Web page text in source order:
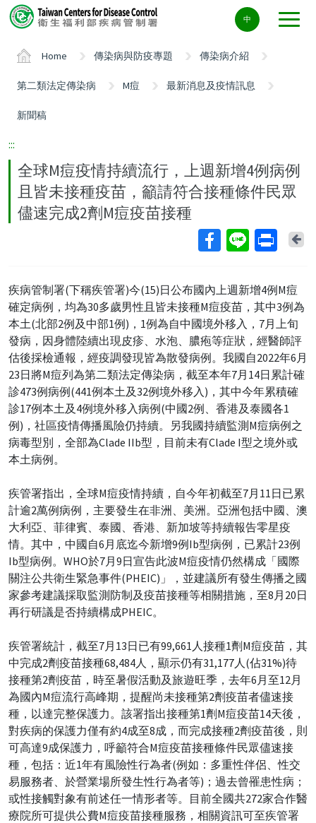
Center
block
中
Home 傳染病與防疫專題 傳染病介紹
第二類法定傳染病 M痘 最新消息及疫情訊息
新聞稿
:::
全球M痘疫情持續流行，上週新增4例病例
且皆未接種疫苗，籲請符合接種條件民眾
儘速完成2劑M痘疫苗接種
疾病管制署(下稱疾管署)今(15)日公布國內上週新增4例M痘
確定病例，均為30多歲男性且皆未接種M痘疫苗，其中3例為
本土(北部2例及中部1例)，1例為自中國境外移入，7月上旬
發病，因身體陸續出現皮疹、水泡、膿疱等症狀，經醫師評
估後採檢通報，經疫調發現皆為散發病例。我國自2022年6月
23日將M痘列為第二類法定傳染病，截至本年7月14日累計確
診473例病例(441例本土及32例境外移入)，其中今年累積確
診17例本土及4例境外移入病例(中國2例、香港及泰國各1
例)，社區疫情傳播風險仍持續。另我國持續監測M痘病例之
病毒型別，全部為Clade IIb型，目前未有Clade I型之境外或
本土病例。
疾管署指出，全球M痘疫情持續，自今年初截至7月11日已累
計逾2萬例病例，主要發生在非洲、美洲。亞洲包括中國、澳
大利亞、菲律賓、泰國、香港、新加坡等持續報告零星疫
情。其中，中國自6月底迄今新增9例Ib型病例，已累計23例
Ib型病例。WHO於7月9日宣告此波M痘疫情仍然構成「國際
關注公共衛生緊急事件(PHEIC)」，並建議所有發生傳播之國
家參考建議採取監測防制及疫苗接種等相關措施，至8月20日
再行研議是否持續構成PHEIC。
疾管署統計，截至7月13日已有99,661人接種1劑M痘疫苗，其
中完成2劑疫苗接種68,484人，顯示仍有31,177人(佔31%)待
接種第2劑疫苗，時至暑假活動及旅遊旺季，去年6月至12月
為國內M痘流行高峰期，提醒尚未接種第2劑疫苗者儘速接
種，以達完整保護力。該署指出接種第1劑M痘疫苗14天後，
對疾病的保護力僅有約4成至8成，而完成接種2劑疫苗後，則
可高達9成保護力，呼籲符合M痘疫苗接種條件民眾儘速接
種，包括：近1年有風險性行為者(例如：多重性伴侶、性交
易服務者、於營業場所發生性行為者等)；過去曾罹患性病；
或性接觸對象有前述任一情形者等。目前全國共272家合作醫
療院所可提供公費M痘疫苗接種服務，相關資訊可至疾管署